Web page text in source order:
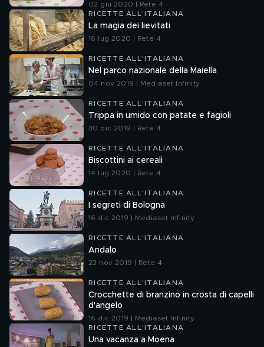
02 giu 2020 | Rete 4
RICETTE ALL'ITALIANA
La magia dei lievitati
16 lug 2020 | Rete 4
RICETTE ALL'ITALIANA
Nel parco nazionale della Maiella
04 nov 2019 | Mediaset Infinity
RICETTE ALL'ITALIANA
Trippa in umido con patate e fagioli
30 dic 2019 | Rete 4
RICETTE ALL'ITALIANA
Biscottini ai cereali
14 lug 2020 | Rete 4
RICETTE ALL'ITALIANA
I segreti di Bologna
16 dic 2019 | Mediaset Infinity
RICETTE ALL'ITALIANA
Andalo
23 nov 2019 | Rete 4
RICETTE ALL'ITALIANA
Crocchette di branzino in crosta di capelli
d'angelo
16 dic 2019 | Mediaset Infinity
RICETTE ALL'ITALIANA
Una vacanza a Moena